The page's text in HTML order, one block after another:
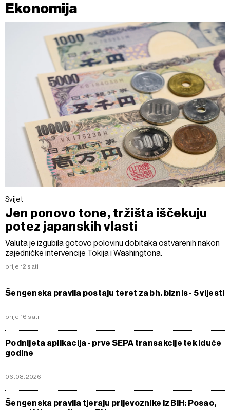
Ekonomija
Svijet
Jen ponovo tone, tržišta iščekuju
potez japanskih vlasti
Valuta je izgubila gotovo polovinu dobitaka ostvarenih nakon
zajedničke intervencije Tokija i Washingtona.
prije 12 sati
Šengenska pravila postaju teret za bh. biznis - 5 vijesti
prije 16 sati
Podnijeta aplikacija - prve SEPA transakcije tek iduće
godine
06.08.2026
Šengenska pravila tjeraju prijevoznike iz BiH: Posao,